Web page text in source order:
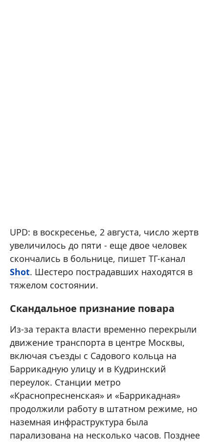
UPD: в воскресенье, 2 августа, число жертв
увеличилось до пяти - еще двое человек
скончались в больнице, пишет ТГ-канал
Shot. Шестеро пострадавших находятся в
тяжелом состоянии .
Скандальное признание повара
Из-за теракта власти временно перекрыли
движение транспорта в центре Москвы,
включая съезды с Садового кольца на
Баррикадную улицу и в Кудринский
переулок. Станции метро
«Краснопресненская» и «Баррикадная»
продолжили работу в штатном режиме, но
наземная инфраструктура была
парализована на несколько часов. Позднее